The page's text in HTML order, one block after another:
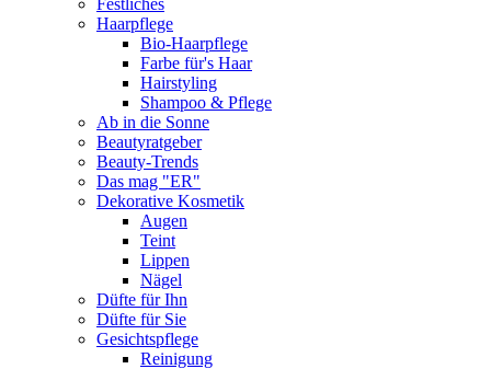
Festliches
Haarpflege
Bio-Haarpflege
Farbe für's Haar
Hairstyling
Shampoo & Pflege
Ab in die Sonne
Beautyratgeber
Beauty-Trends
Das mag "ER"
Dekorative Kosmetik
Augen
Teint
Lippen
Nägel
Düfte für Ihn
Düfte für Sie
Gesichtspflege
Reinigung